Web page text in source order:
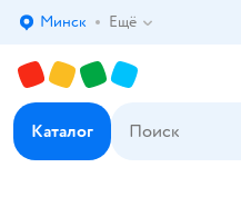
Выбор адреса доставки.
Минск Ещё
Каталог